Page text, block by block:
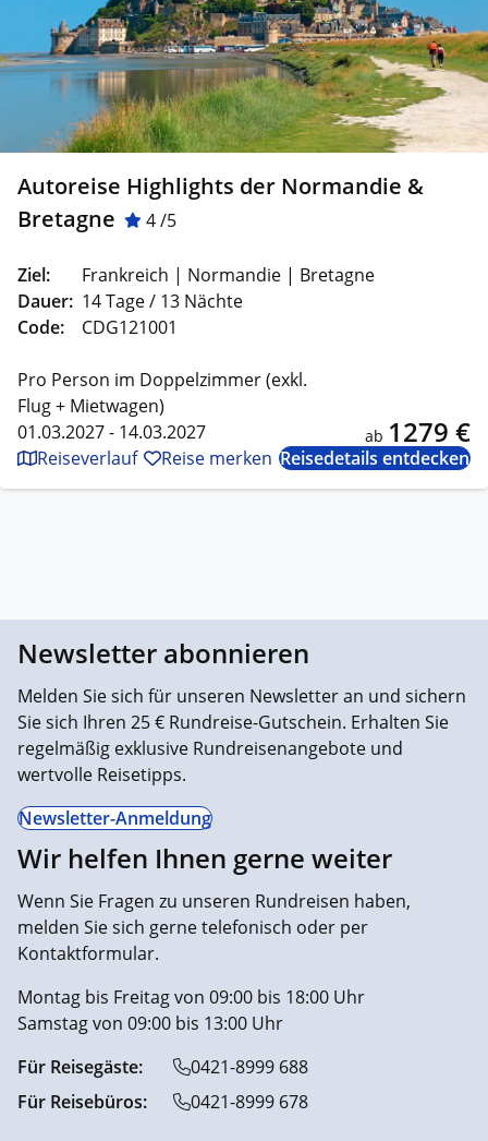
Autoreise Highlights der Normandie &
Bretagne
4 /5
Ziel:
Frankreich | Normandie | Bretagne
Dauer: 14 Tage / 13 Nächte
Code:
CDG121001
Pro Person im Doppelzimmer (exkl.
Flug + Mietwagen)
01.03.2027 - 14.03.2027
ab 1279 €
Reiseverlauf Reise merken Reisedetails entdecken
Newsletter abonnieren
Melden Sie sich für unseren Newsletter an und sichern
Sie sich Ihren 25 € Rundreise-Gutschein. Erhalten Sie
regelmäßig exklusive Rundreisenangebote und
wertvolle Reisetipps.
Newsletter-Anmeldung
Wir helfen Ihnen gerne weiter
Wenn Sie Fragen zu unseren Rundreisen haben,
melden Sie sich gerne telefonisch oder per
Kontaktformular.
Montag bis Freitag von 09:00 bis 18:00 Uhr
Samstag von 09:00 bis 13:00 Uhr
Für Reisegäste:
0421-8999 688
Für Reisebüros:
0421-8999 678